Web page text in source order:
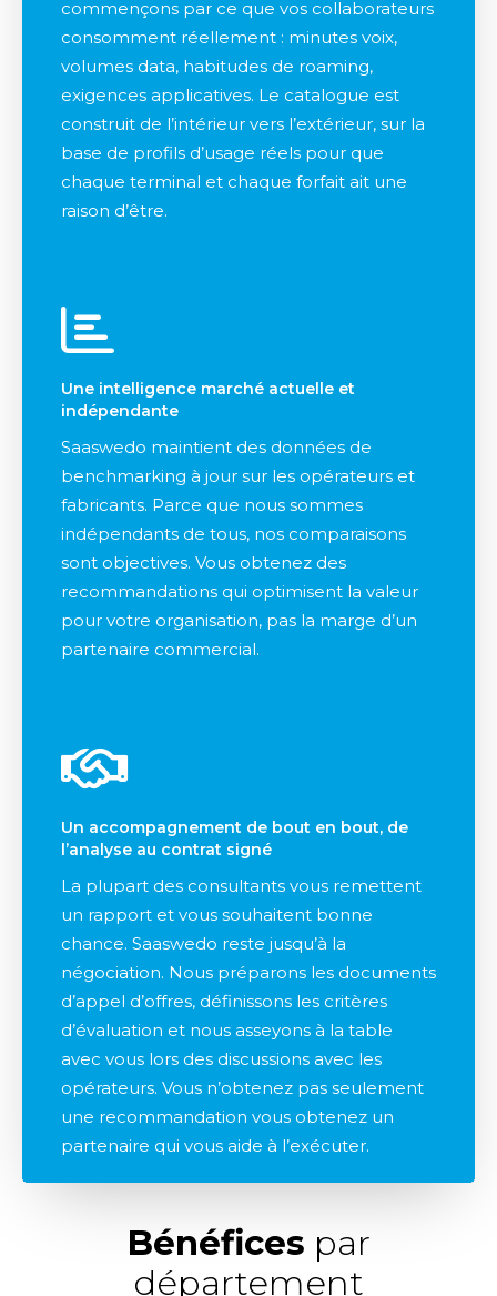
commençons par ce que vos collaborateurs
consomment réellement : minutes voix,
volumes data, habitudes de roaming,
exigences applicatives. Le catalogue est
construit de l’intérieur vers l’extérieur, sur la
base de profils d’usage réels pour que
chaque terminal et chaque forfait ait une
raison d’être.
Une intelligence marché actuelle et
indépendante
Saaswedo maintient des données de
benchmarking à jour sur les opérateurs et
fabricants. Parce que nous sommes
indépendants de tous, nos comparaisons
sont objectives. Vous obtenez des
recommandations qui optimisent la valeur
pour votre organisation, pas la marge d’un
partenaire commercial.
Un accompagnement de bout en bout, de
l’analyse au contrat signé
La plupart des consultants vous remettent
un rapport et vous souhaitent bonne
chance. Saaswedo reste jusqu’à la
négociation. Nous préparons les documents
d’appel d’offres, définissons les critères
d’évaluation et nous asseyons à la table
avec vous lors des discussions avec les
opérateurs. Vous n’obtenez pas seulement
une recommandation vous obtenez un
partenaire qui vous aide à l’exécuter.
Bénéfices par
département